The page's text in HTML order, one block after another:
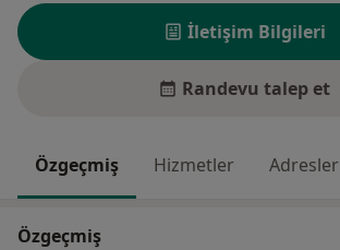
İletişim Bilgileri
Randevu talep et
Özgeçmiş Hizmetler Adresler
Özgeçmiş